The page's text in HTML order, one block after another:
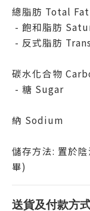
總脂肪
- 飽和脂肪
- 反式脂肪
碳水化合物
- 糖
納
儲存方法: 置於
畢)
送貨及付款方